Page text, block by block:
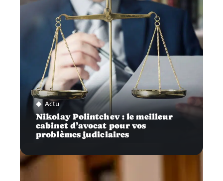
Actu
Nikolay Polintchev : le meilleur
cabinet d’avocat pour vos
problèmes judiciaires